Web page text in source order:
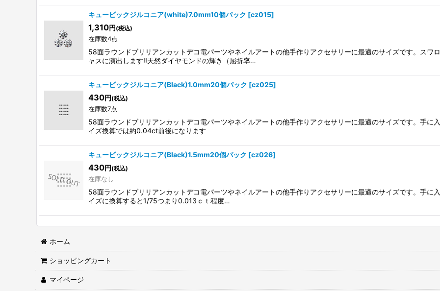
キュービックジルコニア(white)7.0mm10個パック [cz015]
1,310円 (税込)
在庫数4点
58面ラウンドブリリアンカットデコ電パーツやネイルアートの他手作りアクセサリーに最適のサイズです。スワ
ャスに演出します!!天然ダイヤモンドの輝き（屈折率…
キュービックジルコニア(Black)1.0mm20個パック [cz025]
430円 (税込)
在庫数7点
58面ラウンドブリリアンカットデコ電パーツやネイルアートの他手作りアクセサリーに最適のサイズです。手に
イズ換算では約0.04ct前後になります
キュービックジルコニア(Black)1.5mm20個パック [cz026]
430円 (税込)
在庫なし
58面ラウンドブリリアンカットデコ電パーツやネイルアートの他手作りアクセサリーに最適のサイズです。手に
イズに換算すると1/75つまり0.013ｃｔ程度…
ホーム
ショッピングカート
マイページ